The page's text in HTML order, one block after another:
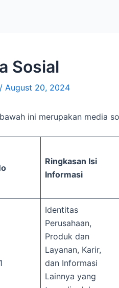
Sosial
/ August 20, 2024
ini merupakan media
Ringkasan Isi
Informasi
1
Identitas
Perusahaan,
Produk dan
Layanan, Karir,
dan Informasi
Lainnya yang